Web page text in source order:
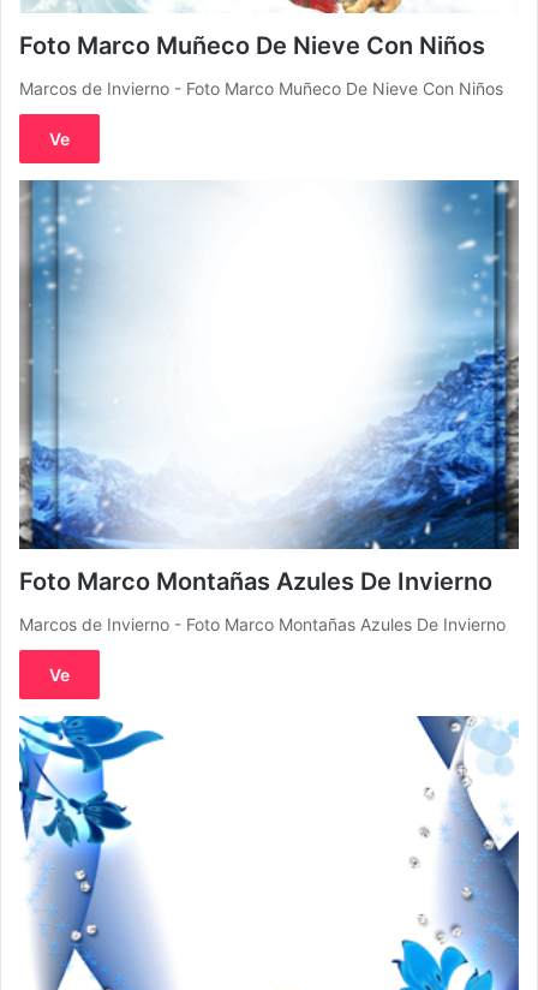
Foto Marco Muñeco De Nieve Con Niños
Marcos de Invierno - Foto Marco Muñeco De Nieve Con Niños
Ve
Foto Marco Montañas Azules De Invierno
Marcos de Invierno - Foto Marco Montañas Azules De Invierno
Ve